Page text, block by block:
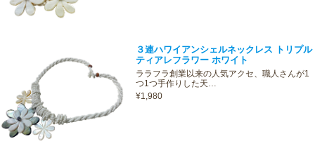
３連ハワイアンシェルネックレス トリプル
ティアレフラワー ホワイト
ララフラ創業以来の人気アクセ、職人さんが1
つ1つ手作りした天…
¥1,980